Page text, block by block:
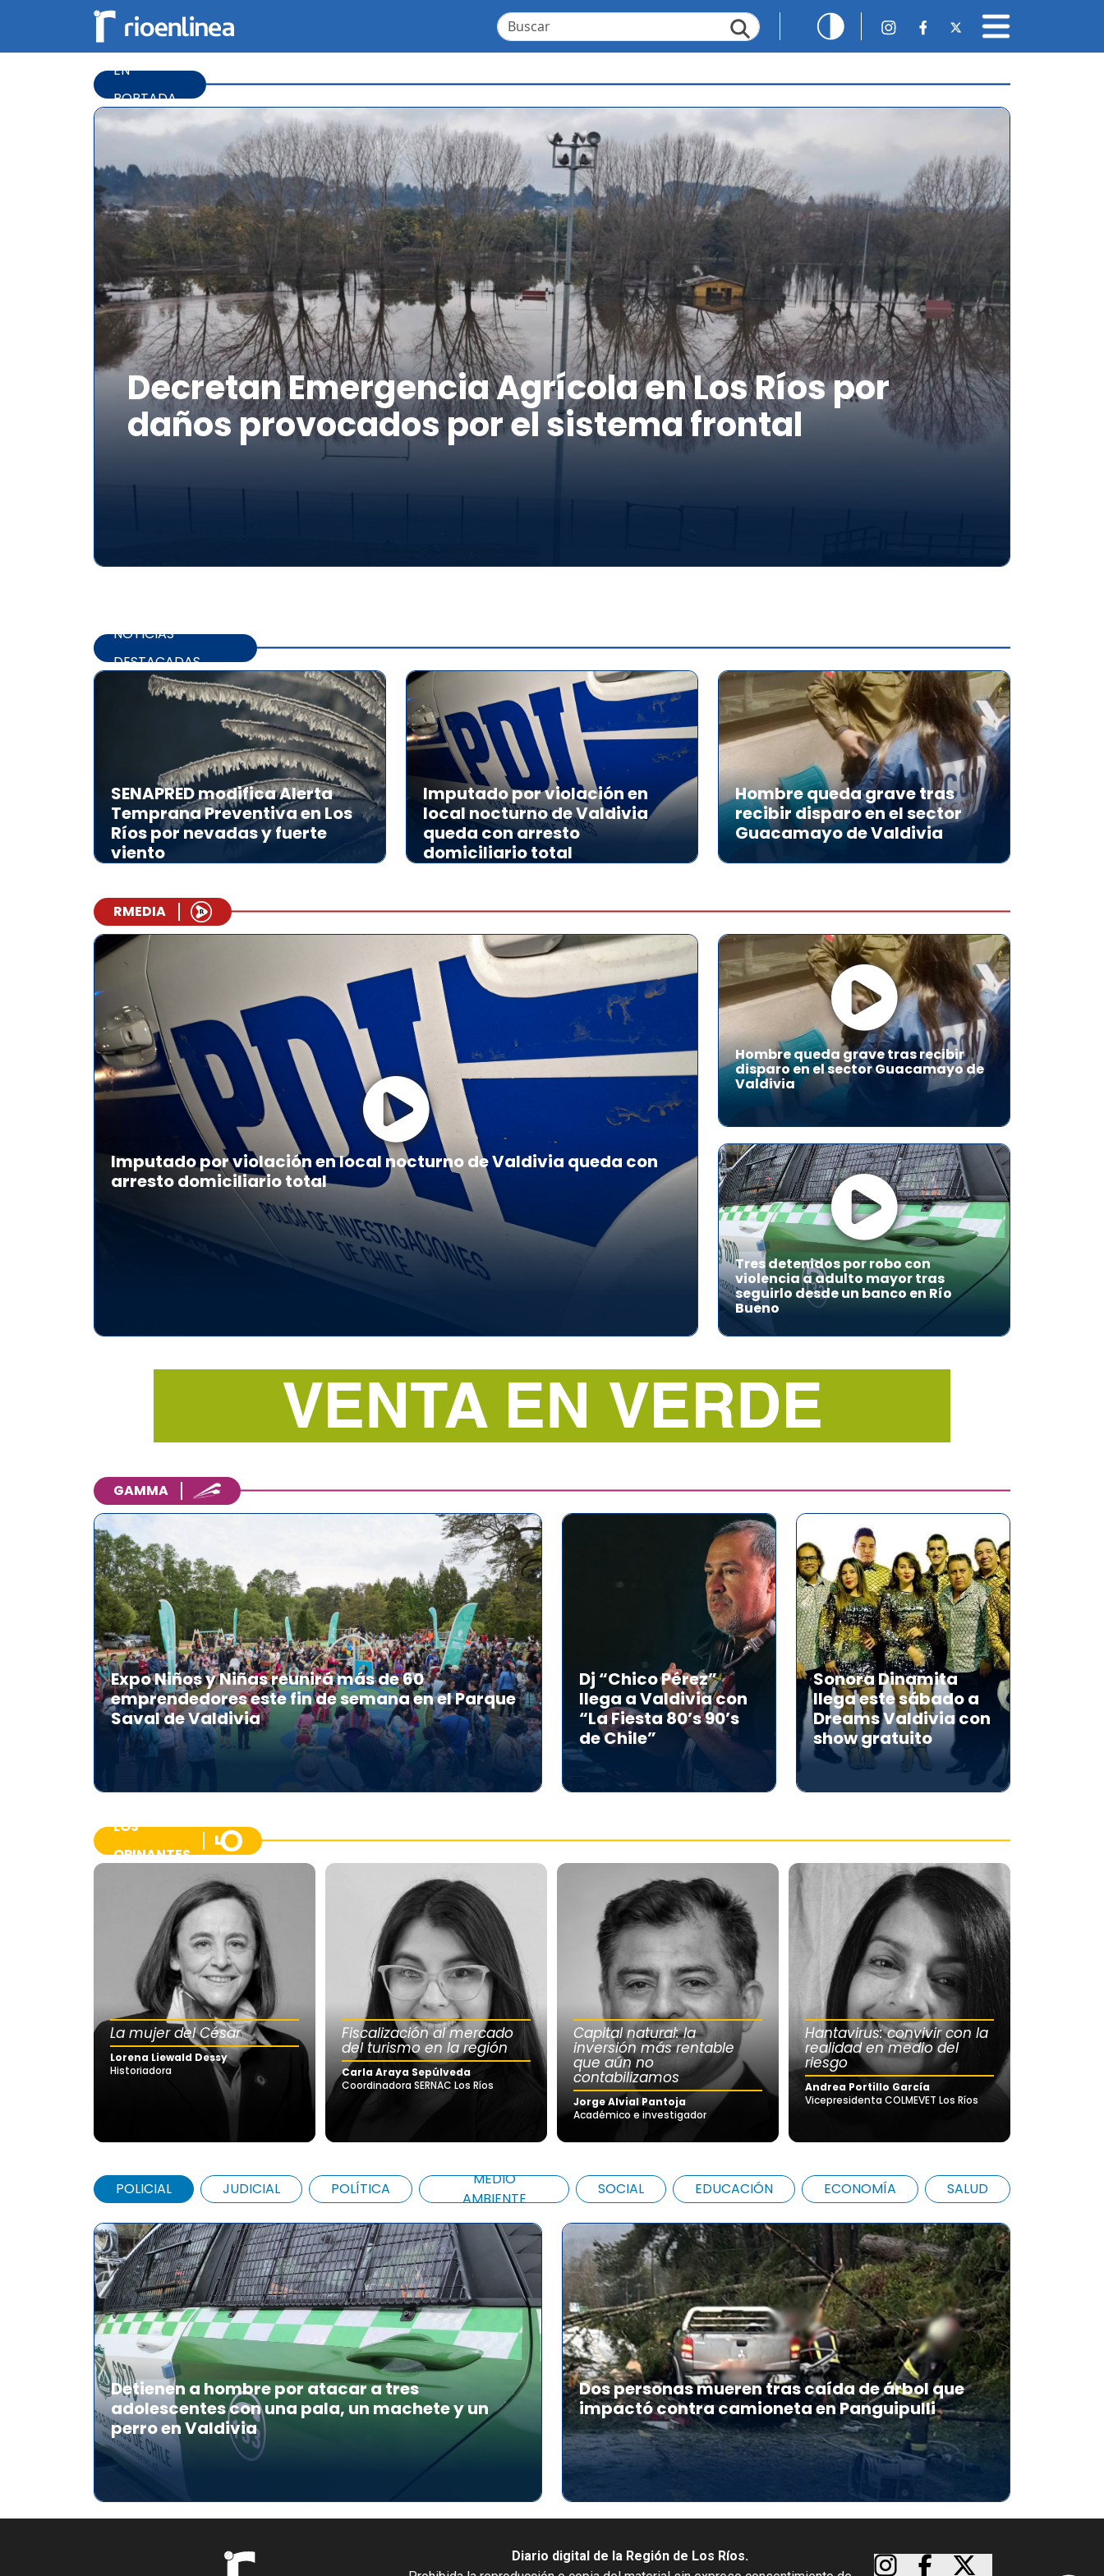
EN
PORTADA
Decretan Emergencia Agrícola en Los Ríos por
daños provocados por el sistema frontal
NOTICIAS
DESTACADAS
SENAPRED modifica Alerta
Temprana Preventiva en Los
Ríos por nevadas y fuerte
viento
Imputado por violación en
local nocturno de Valdivia
queda con arresto
domiciliario total
Hombre queda grave tras
recibir disparo en el sector
Guacamayo de Valdivia
RMEDIA
Imputado por violación en local nocturno de Valdivia queda con
arresto domiciliario total
Hombre queda grave tras recibir
disparo en el sector Guacamayo de
Valdivia
Tres detenidos por robo con
violencia a adulto mayor tras
seguirlo desde un banco en Río
Bueno
GAMMA
Expo Niños y Niñas reunirá más de 60
emprendedores este fin de semana en el Parque
Saval de Valdivia
Dj “Chico Pérez”
llega a Valdivia con
“La Fiesta 80’s 90’s
de Chile”
Sonora Dinamita
llega este sábado a
Dreams Valdivia con
show gratuito
LOS
OPINANTES
La mujer del César
Lorena Liewald Dessy
Historiadora
Fiscalización al mercado
del turismo en la región
Carla Araya Sepúlveda
Coordinadora SERNAC Los Ríos
Capital natural: la
inversión más rentable
que aún no
contabilizamos
Jorge Alvial Pantoja
Académico e investigador
Hantavirus: convivir con la
realidad en medio del
riesgo
Andrea Portillo García
Vicepresidenta COLMEVET Los Ríos
POLICIAL JUDICIAL POLÍTICA
MEDIO
AMBIENTE
SOCIAL EDUCACIÓN ECONOMÍA SALUD
Detienen a hombre por atacar a tres
adolescentes con una pala, un machete y un
perro en Valdivia
Dos personas mueren tras caída de árbol que
impactó contra camioneta en Panguipulli
Diario digital de la Región de Los Ríos.